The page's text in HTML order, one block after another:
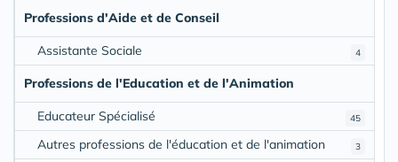
Professions d'Aide et de Conseil
4
Assistante Sociale
Professions de l'Education et de l'Animation
45
Educateur Spécialisé
3
Autres professions de l'éducation et de l'animation